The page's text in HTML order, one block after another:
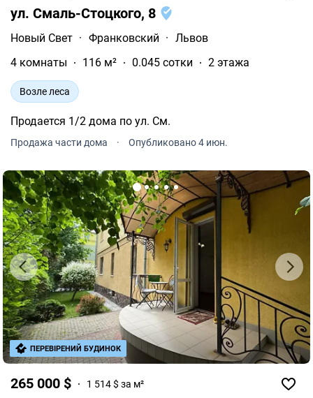
ул. Смаль-Стоцкого, 8
Новый Свет · Франковский · Львов
4 комнаты
116 м² 0.045 сотки 2 этажа
Возле леса
Продается 1/2 дома по ул. См.
Продажа части дома · Опубликовано 4 июн.
265 000 $ 1 514 $ за м²
ПЕРЕВІРЕНИЙ БУДИНОК